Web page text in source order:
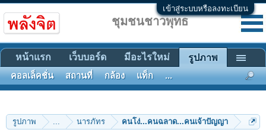
เข้าสู่ระบบหรือลงทะเบียน
รูปภาพ ... นารภัทร คนโง่...คนฉลาด...คนเจ้าปัญญา
ชุมชนชาวพุทธ
หน้าแรก เว็บบอร์ด มีอะไรใหม่ รูปภาพ
คอลเล็คชั่น สถานที่ กล้อง แท็ก ...